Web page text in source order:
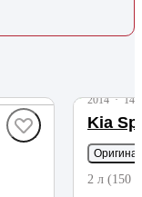
2014·143
Kia
2 л (150